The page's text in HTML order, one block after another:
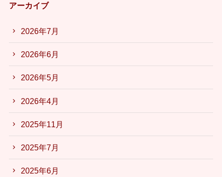
アーカイブ
2026年7月
2026年6月
2026年5月
2026年4月
2025年11月
2025年7月
2025年6月